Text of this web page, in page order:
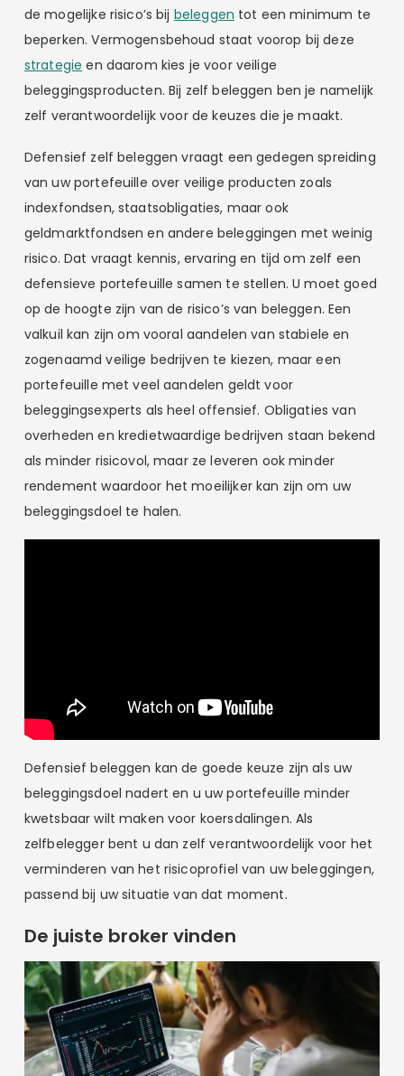
de mogelijke risico’s bij beleggen tot een minimum te
beperken. Vermogensbehoud staat voorop bij deze
strategie en daarom kies je voor veilige
beleggingsproducten. Bij zelf beleggen ben je namelijk
zelf verantwoordelijk voor de keuzes die je maakt.
Defensief zelf beleggen vraagt een gedegen spreiding
van uw portefeuille over veilige producten zoals
indexfondsen, staatsobligaties, maar ook
geldmarktfondsen en andere beleggingen met weinig
risico. Dat vraagt kennis, ervaring en tijd om zelf een
defensieve portefeuille samen te stellen. U moet goed
op de hoogte zijn van de risico’s van beleggen. Een
valkuil kan zijn om vooral aandelen van stabiele en
zogenaamd veilige bedrijven te kiezen, maar een
portefeuille met veel aandelen geldt voor
beleggingsexperts als heel offensief. Obligaties van
overheden en kredietwaardige bedrijven staan bekend
als minder risicovol, maar ze leveren ook minder
rendement waardoor het moeilijker kan zijn om uw
beleggingsdoel te halen.
Defensief beleggen kan de goede keuze zijn als uw
beleggingsdoel nadert en u uw portefeuille minder
kwetsbaar wilt maken voor koersdalingen. Als
zelfbelegger bent u dan zelf verantwoordelijk voor het
verminderen van het risicoprofiel van uw beleggingen,
passend bij uw situatie van dat moment.
De juiste broker vinden